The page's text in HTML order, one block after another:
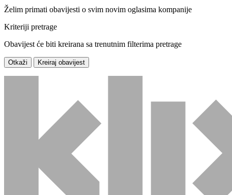
Želim primati obavijesti o svim novim oglasima kompanije
Kriteriji pretrage
Obavijest će biti kreirana sa trenutnim filterima pretrage
Otkaži Kreiraj obavijest